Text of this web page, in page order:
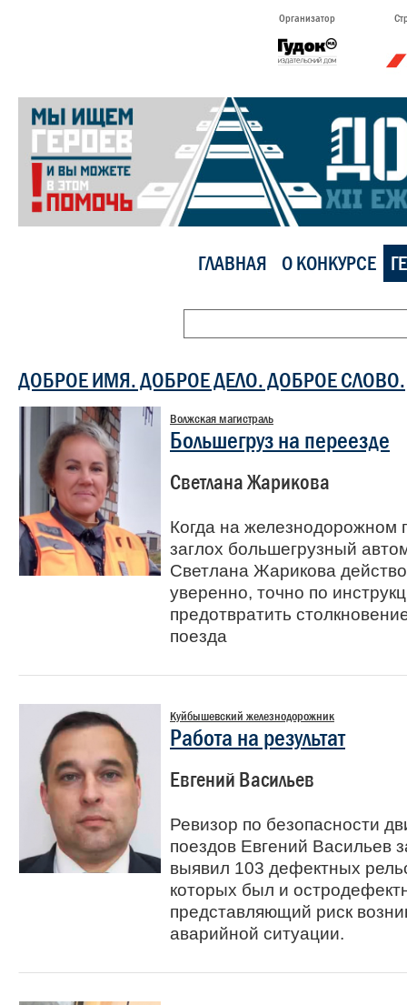
Организатор
ГЛАВНАЯ О КОНКУРСЕ
ДОБРОЕ ИМЯ. ДОБРОЕ ДЕЛО. ДОБРОЕ СЛОВО.
Волжская магистраль
Большегруз на переезде
Светлана Жарикова
Когда на железнодорожном
заглох большегрузный
Светлана Жарикова
уверенно, точно по
предотвратить
поезда
Куйбышевский железнодорожник
Работа на результат
Евгений Васильев
Ревизор по безопасности
поездов Евгений Васильев
выявил 103 дефектных
которых был и
представляющий риск
аварийной ситуации.